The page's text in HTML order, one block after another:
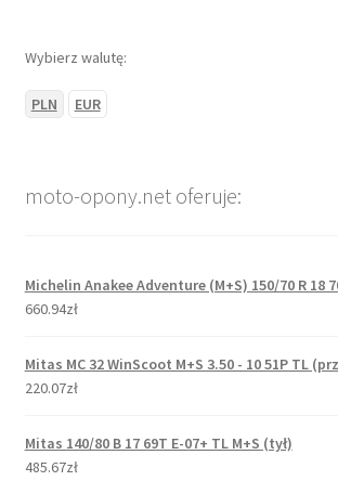
Wybierz walutę:
PLN EUR
moto-opony.net oferuje:
Michelin Anakee Adventure (M+S) 150/70 R 18
660.94zł
Mitas MC 32 WinScoot M+S 3.50 - 10 51P TL
220.07zł
Mitas 140/80 B 17 69T E-07+ TL M+S (tył)
485.67zł